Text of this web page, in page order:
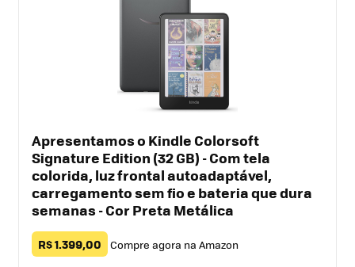
Apresentamos o Kindle Colorsoft
Signature Edition (32 GB) - Com tela
colorida, luz frontal autoadaptável,
carregamento sem fio e bateria que dura
semanas - Cor Preta Metálica
R$ 1.399,00 Compre agora na Amazon